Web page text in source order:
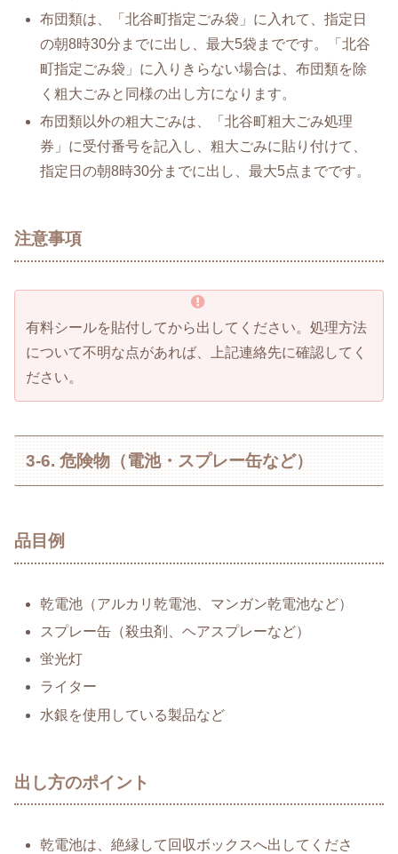
布団類は、「北谷町指定ごみ袋」に入れて、指定日
の朝8時30分までに出し、最大5袋までです。「北谷
町指定ごみ袋」に入りきらない場合は、布団類を除
く粗大ごみと同様の出し方になります。
布団類以外の粗大ごみは、「北谷町粗大ごみ処理
券」に受付番号を記入し、粗大ごみに貼り付けて、
指定日の朝8時30分までに出し、最大5点までです。
注意事項
有料シールを貼付してから出してください。処理方法
について不明な点があれば、上記連絡先に確認してく
ださい。
3-6. 危険物（電池・スプレー缶など）
品目例
乾電池（アルカリ乾電池、マンガン乾電池など）
スプレー缶（殺虫剤、ヘアスプレーなど）
蛍光灯
ライター
水銀を使用している製品など
出し方のポイント
乾電池は、絶縁して回収ボックスへ出してくださ